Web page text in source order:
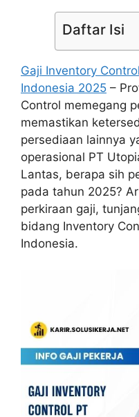
Daftar Isi
Gaji Inventory
Indonesia 2025 –
Control memegang
memastikan
persediaan lainnya
operasional PT
Lantas, berapa sih
pada tahun 2025?
perkiraan gaji,
bidang Inventory
Indonesia.